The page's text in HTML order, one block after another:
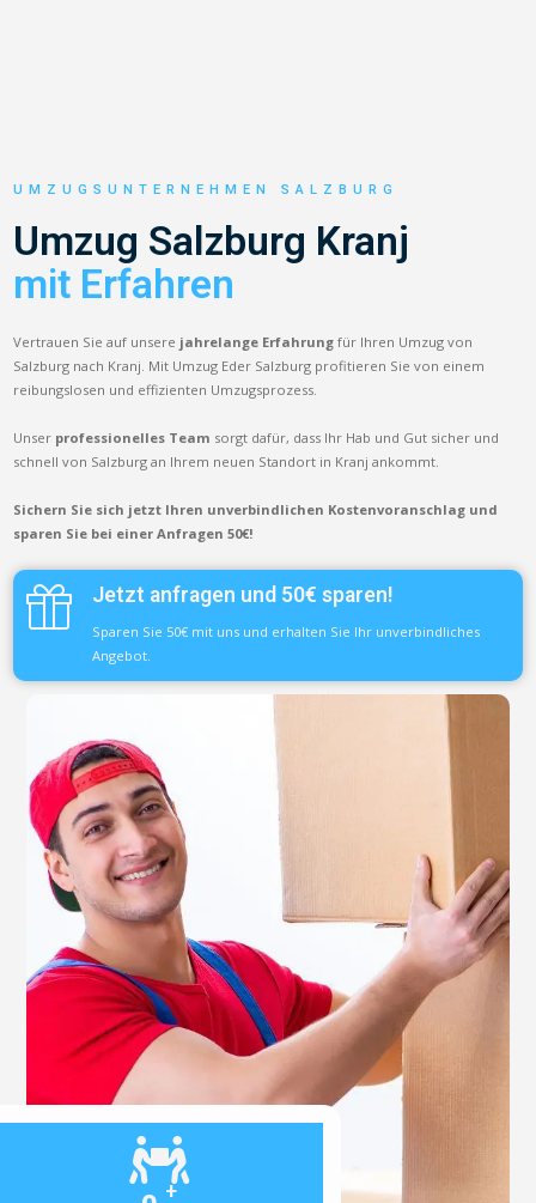
+
UMZUGSUNTERNEHMEN SALZBURG
Umzug Salzburg Kranj
mit Erfahren
Vertrauen Sie auf unsere jahrelange Erfahrung für Ihren Umzug von
Salzburg nach Kranj. Mit Umzug Eder Salzburg profitieren Sie von einem
reibungslosen und effizienten Umzugsprozess.
Unser professionelles Team sorgt dafür, dass Ihr Hab und Gut sicher und
schnell von Salzburg an Ihrem neuen Standort in Kranj ankommt.
Sichern Sie sich jetzt Ihren unverbindlichen Kostenvoranschlag und
sparen Sie bei einer Anfragen 50€!
Jetzt anfragen und 50€ sparen!
Sparen Sie 50€ mit uns und erhalten Sie Ihr unverbindliches
Angebot.